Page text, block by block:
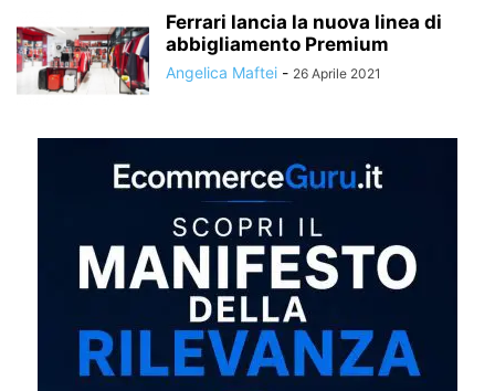
Ferrari lancia la nuova linea di
abbigliamento Premium
Angelica Maftei - 26 Aprile 2021